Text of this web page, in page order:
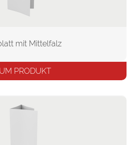
mit Mittelfalz
PRODUKT